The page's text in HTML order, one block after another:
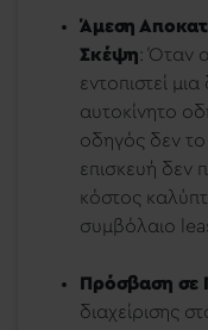
Άμεση
Σκέψη: Όταν
εντοπιστεί
αυτοκίνητο
οδηγός δεν το
επισκευή δεν
κόστος
συμβόλαιο
Πρόσβαση σε
διαχείρισης